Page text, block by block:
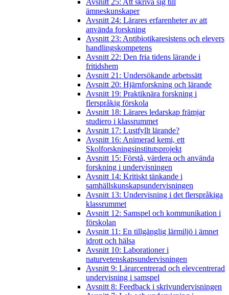
Avsnitt 25: Att skriva sig till
ämneskunskaper
Avsnitt 24: Lärares erfarenheter av att
använda forskning
Avsnitt 23: Antibiotikaresistens och elevers
handlingskompetens
Avsnitt 22: Den fria tidens lärande i
fritidshem
Avsnitt 21: Undersökande arbetssätt
Avsnitt 20: Hjärnforskning och lärande
Avsnitt 19: Praktiknära forskning i
flerspråkig förskola
Avsnitt 18: Lärares ledarskap främjar
studiero i klassrummet
Avsnitt 17: Lustfyllt lärande?
Avsnitt 16: Animerad kemi, ett
Skolforskningsinstitutsprojekt
Avsnitt 15: Förstå, värdera och använda
forskning i undervisningen
Avsnitt 14: Kritiskt tänkande i
samhällskunskapsundervisningen
Avsnitt 13: Undervisning i det flerspråkiga
klassrummet
Avsnitt 12: Samspel och kommunikation i
förskolan
Avsnitt 11: En tillgänglig lärmiljö i ämnet
idrott och hälsa
Avsnitt 10: Laborationer i
naturvetenskapsundervisningen
Avsnitt 9: Lärarcentrerad och elevcentrerad
undervisning i samspel
Avsnitt 8: Feedback i skrivundervisningen